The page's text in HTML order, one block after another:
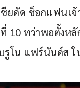
ซียดัด ช็อกแฟนเ
10 ทว่าพอตั้งหลั
รูโน แฟร์นันด์ส